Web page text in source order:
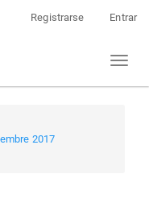
Registrarse Entrar
Toggle
2017